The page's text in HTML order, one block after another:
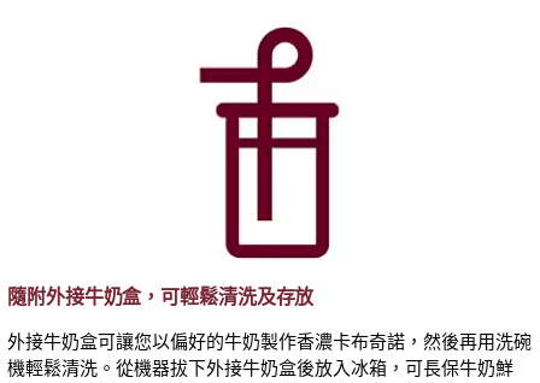
隨附外接牛奶盒，可輕鬆清洗及存放
外接牛奶盒可讓您以偏好的牛奶製作香濃卡布奇諾，然後再用洗碗
機輕鬆清洗。從機器拔下外接牛奶盒後放入冰箱，可長保牛奶鮮